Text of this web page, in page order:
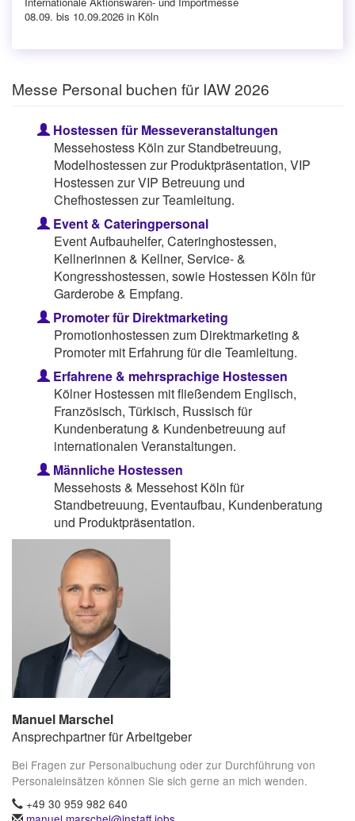
08.09. bis 10.09.2026 in Köln
Messe Personal buchen für IAW 2026
Hostessen für Messeveranstaltungen
Messehostess Köln zur Standbetreuung,
Modelhostessen zur Produktpräsentation, VIP
Hostessen zur VIP Betreuung und
Chefhostessen zur Teamleitung.
Event & Cateringpersonal
Event Aufbauhelfer, Cateringhostessen,
Kellnerinnen & Kellner, Service- &
Kongresshostessen, sowie Hostessen Köln für
Garderobe & Empfang.
Promoter für Direktmarketing
Promotionhostessen zum Direktmarketing &
Promoter mit Erfahrung für die Teamleitung.
Erfahrene & mehrsprachige Hostessen
Kölner Hostessen mit fließendem Englisch,
Französisch, Türkisch, Russisch für
Kundenberatung & Kundenbetreuung auf
internationalen Veranstaltungen.
Männliche Hostessen
Messehosts & Messehost Köln für
Standbetreuung, Eventaufbau, Kundenberatung
und Produktpräsentation.
Manuel Marschel
Ansprechpartner für Arbeitgeber
Bei Fragen zur Personalbuchung oder zur Durchführung von
Personaleinsätzen können Sie sich gerne an mich wenden.
+49 30 959 982 640